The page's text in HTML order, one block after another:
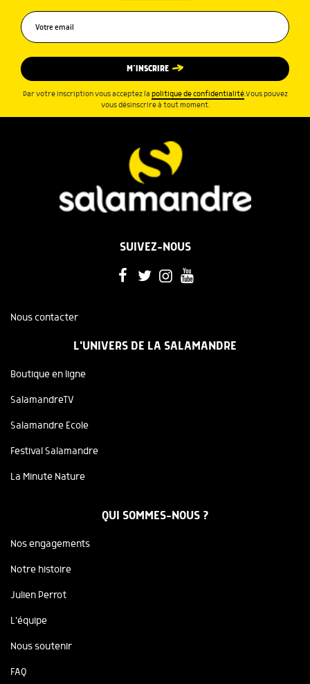
M’INSCRIRE
Par votre inscription vous acceptez la politique de confidentialité.Vous pouvez
vous désinscrire à tout moment.
SUIVEZ-NOUS
Nous contacter
L'UNIVERS DE LA SALAMANDRE
Boutique en ligne
SalamandreTV
Salamandre Ecole
Festival Salamandre
La Minute Nature
QUI SOMMES-NOUS ?
Nos engagements
Notre histoire
Julien Perrot
L'équipe
Nous soutenir
FAQ